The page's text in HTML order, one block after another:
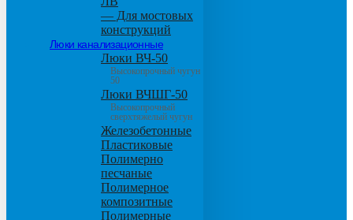
— Для мостовых
конструкций
Люки канализационные
Люки ВЧ-50
Высокопрочный чугун
50
Люки ВЧШГ-50
Высокопрочный
сверхтяжелый чугун
Железобетонные
Пластиковые
Полимерно
песчаные
Полимерное
композитные
Полимерные